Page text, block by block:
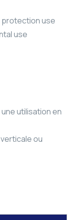
protection use
use
utilisation en
ou